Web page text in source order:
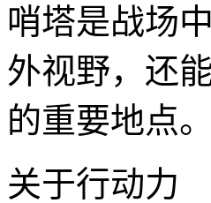
哨塔是战场
外视野，还
的重要地点。
关于行动力